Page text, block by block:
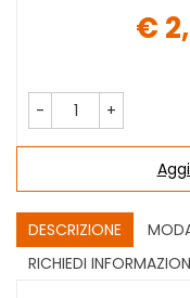
€
- +
DESCRIZIONE
RICHIEDI